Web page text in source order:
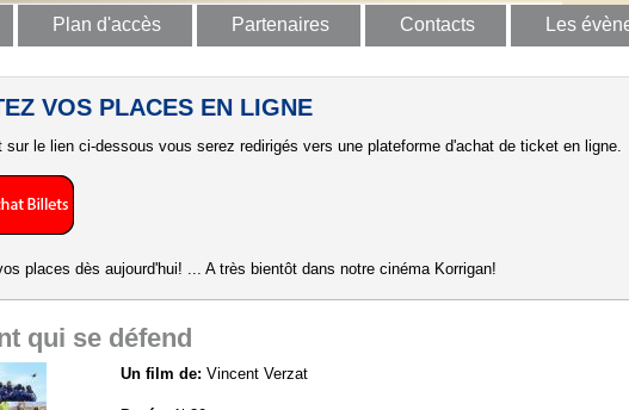
Plan d'accès Partenaires Contacts Les
VOS PLACES EN LIGNE
sur le lien ci-dessous vous serez redirigés vers une plateforme d'achat de ticket en ligne.
places dès aujourd'hui! ... A très bientôt dans notre cinéma Korrigan!
qui se défend
Un film de: Vincent Verzat